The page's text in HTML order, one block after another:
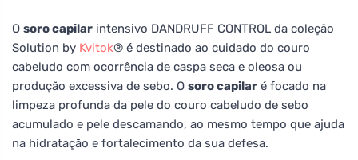
O soro capilar intensivo DANDRUFF CONTROL da coleção
Solution by Kvitok® é destinado ao cuidado do couro
cabeludo com ocorrência de caspa seca e oleosa ou
produção excessiva de sebo. O soro capilar é focado na
limpeza profunda da pele do couro cabeludo de sebo
acumulado e pele descamando, ao mesmo tempo que ajuda
na hidratação e fortalecimento da sua defesa.